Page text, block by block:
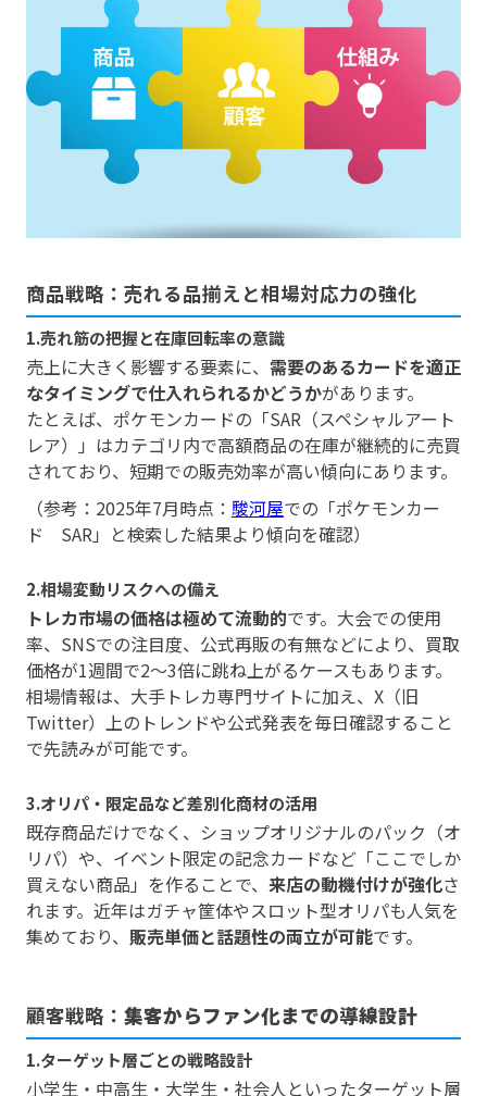
商品戦略：売れる品揃えと相場対応力の強化
1.売れ筋の把握と在庫回転率の意識
売上に大きく影響する要素に、 需要のあるカードを適正
なタイミングで仕入れられるかどうかがあります。
たとえば、ポケモンカードの「SAR（スペシャルアート
レア）」はカテゴリ内で高額商品の在庫が継続的に売買
されており、短期での販売効率が高い傾向にあります。
（参考：2025年7月時点： 駿河屋での「ポケモンカー
ド SAR」と検索した結果より傾向を確認）
2.相場変動リスクへの備え
トレカ市場の価格は極めて流動的です。大会での使用
率、SNSでの注目度、公式再販の有無などにより、買取
価格が1週間で2〜3倍に跳ね上がるケースもあります。
相場情報は、大手トレカ専門サイトに加え、X（旧
Twitter）上のトレンドや公式発表を毎日確認すること
で先読みが可能です。
3.オリパ・限定品など差別化商材の活用
既存商品だけでなく、ショップオリジナルのパック（オ
リパ）や、イベント限定の記念カードなど「ここでしか
買えない商品」を作ることで、 来店の動機付けが強化さ
れます。近年はガチャ筐体やスロット型オリパも人気を
集めており、 販売単価と話題性の両立が可能です。
顧客戦略： 集客からファン化までの導線設計
1.ターゲット層ごとの戦略設計
小学生・中高生・大学生・社会人といったターゲット層